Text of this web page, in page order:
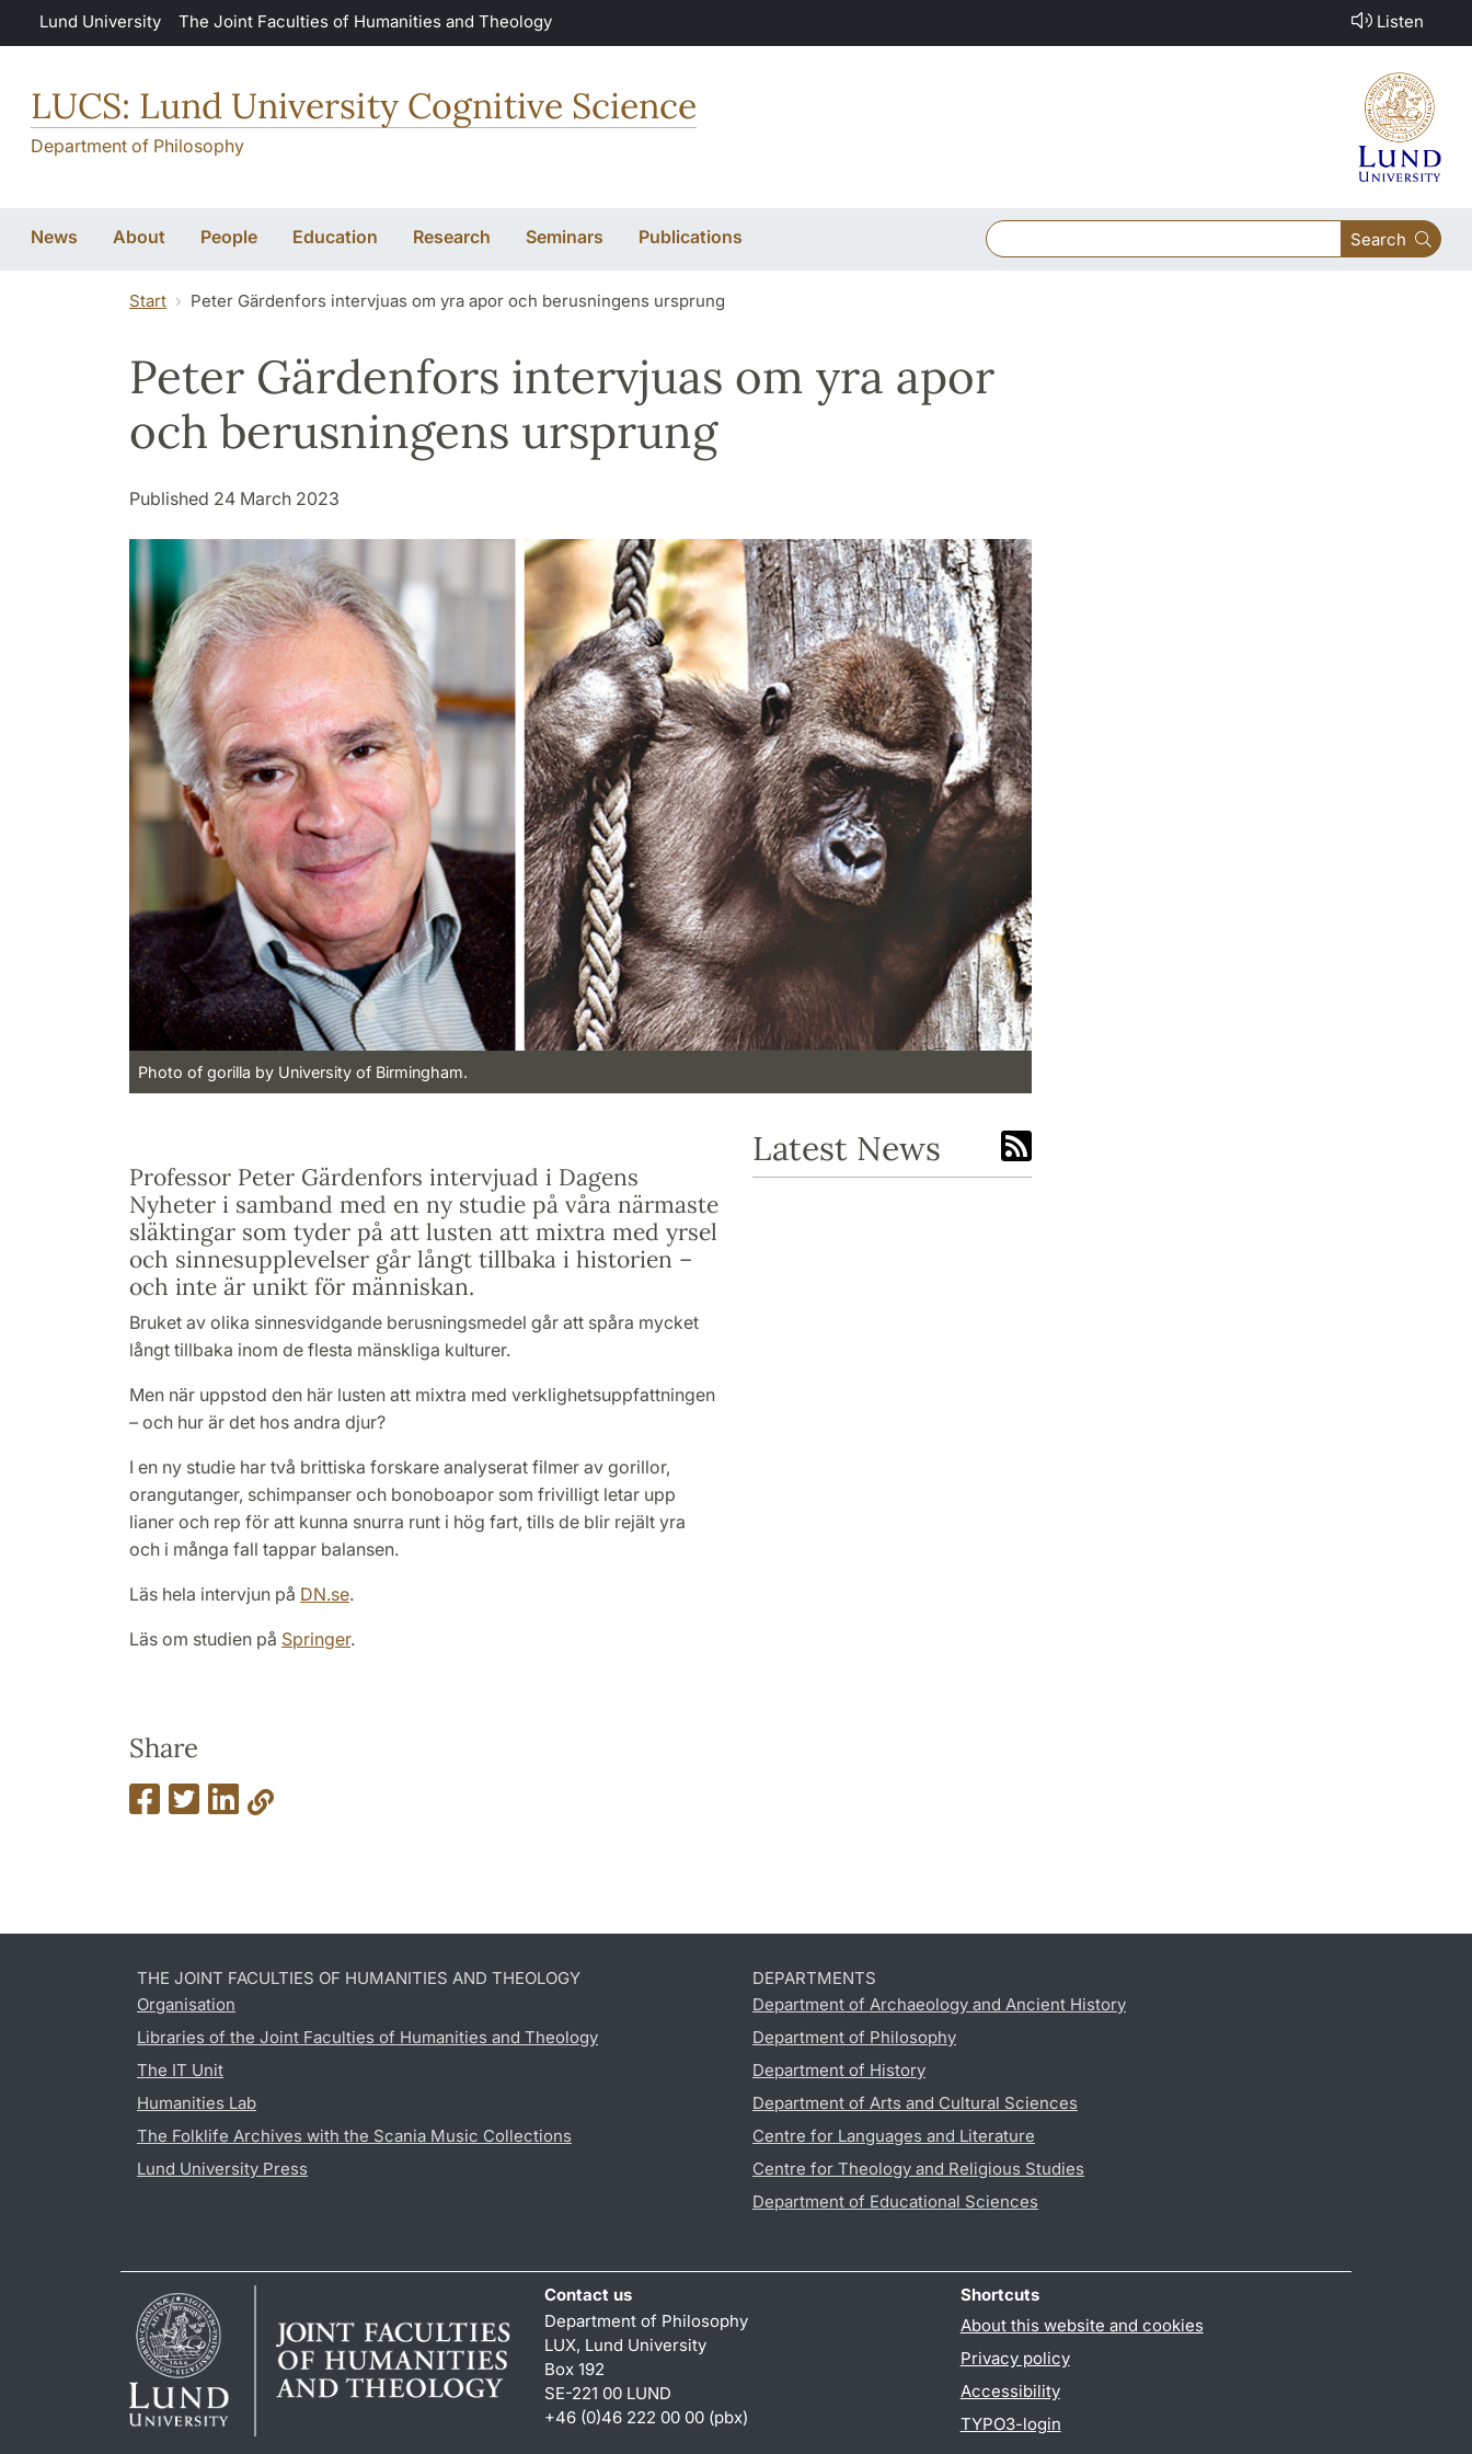
Skip to main content
Lund University The Joint Faculties of Humanities and Theology Listen
LUCS: Lund University Cognitive Science
Department of Philosophy
News About People Education Research Seminars Publications Search
Start Peter Gärdenfors intervjuas om yra apor och berusningens ursprung
Peter Gärdenfors intervjuas om yra apor
och berusningens ursprung
Published 24 March 2023
Photo of gorilla by University of Birmingham.
Professor Peter Gärdenfors intervjuad i Dagens
Nyheter i samband med en ny studie på våra närmaste
släktingar som tyder på att lusten att mixtra med yrsel
och sinnesupplevelser går långt tillbaka i historien –
och inte är unikt för människan.
Bruket av olika sinnesvidgande berusningsmedel går att spåra mycket
långt tillbaka inom de flesta mänskliga kulturer.
Men när uppstod den här lusten att mixtra med verklighetsuppfattningen
– och hur är det hos andra djur?
I en ny studie har två brittiska forskare analyserat filmer av gorillor,
orangutanger, schimpanser och bonoboapor som frivilligt letar upp
lianer och rep för att kunna snurra runt i hög fart, tills de blir rejält yra
och i många fall tappar balansen.
Läs hela intervjun på DN.se.
Läs om studien på Springer.
Share
Latest News
THE JOINT FACULTIES OF HUMANITIES AND THEOLOGY
Organisation
Libraries of the Joint Faculties of Humanities and Theology
The IT Unit
Humanities Lab
The Folklife Archives with the Scania Music Collections
Lund University Press
DEPARTMENTS
Department of Archaeology and Ancient History
Department of Philosophy
Department of History
Department of Arts and Cultural Sciences
Centre for Languages and Literature
Centre for Theology and Religious Studies
Department of Educational Sciences
Contact us
Department of Philosophy
LUX, Lund University
Box 192
SE-221 00 LUND
+46 (0)46 222 00 00 (pbx)
Shortcuts
About this website and cookies
Privacy policy
Accessibility
TYPO3-login